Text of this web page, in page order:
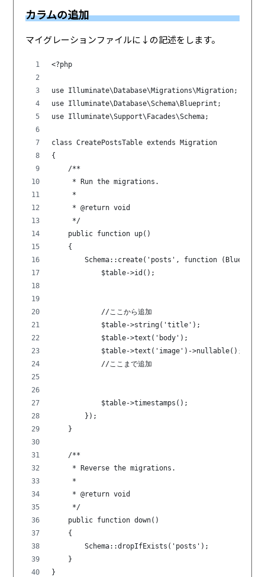
カラムの追加
マイグレーションファイルに↓の記述をします。
<?php
use Illuminate\Database\Migrations\Migration;
use Illuminate\Database\Schema\Blueprint;
use Illuminate\Support\Facades\Schema;
class CreatePostsTable extends Migration
{
    /**
     * Run the migrations.
     *
     * @return void
     */
    public function up()
    {
Schema::create('posts', function (Blueprint
            $table->id();
            //ここから追加
            $table->string('title');
            $table->text('body');
            $table->text('image')->nullable();
            //ここまで追加
            $table->timestamps();
        });
    }
    /**
     * Reverse the migrations.
     *
     * @return void
     */
    public function down()
    {
        Schema::dropIfExists('posts');
    }
}